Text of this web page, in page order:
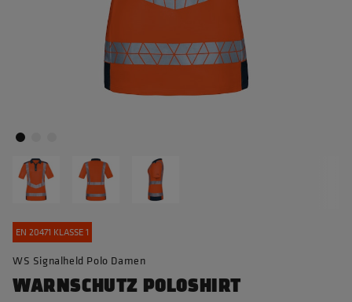
EN 20471 KLASSE 1
WS Signalheld Polo Damen
WARNSCHUTZ POLOSHIRT